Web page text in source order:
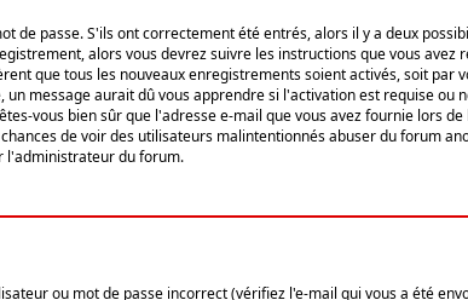
passe. S'ils ont correctement été entrés, alors il y a deux
alors vous devrez suivre les instructions que vous avez
que tous les nouveaux enregistrements soient activés, soit par
message aurait dû vous apprendre si l'activation est requise ou
vous bien sûr que l'adresse e-mail que vous avez fournie lors
de voir des utilisateurs malintentionnés abuser du forum
l'administrateur du forum.
ou mot de passe incorrect (vérifiez l'e-mail qui vous a été